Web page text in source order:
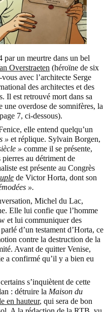
par un meurtre dans un bel
Overstraeten (héroïne de six
avec l’architecte Serge
des architectes et des
Il est retrouvé mort dans sa
overdose de somnifères, la
7, ci-dessous).
elle entend quelqu’un
» et réplique. Sylvain Borgen,
» comme il se présente,
au détriment de
est présente au Congrès
de Victor Horta, dont son
».
Michel du Lac,
Elle lui confie que l’homme
et lui communiquer des
d’un testament d’Horta, ce
contre la destruction de la
Avant de quitter Venise,
a confirmé qu’il y a bien eu
s’inquiètent de cette
: détruire la Maison du
en hauteur, qui sera de bon